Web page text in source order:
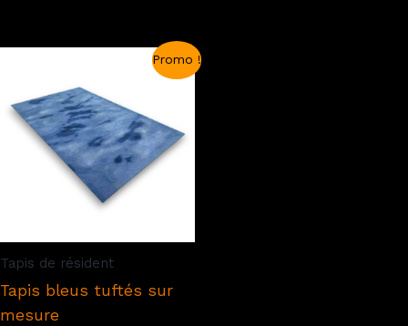
Promo !
Tapis de résident
Tapis bleus tuftés sur
mesure